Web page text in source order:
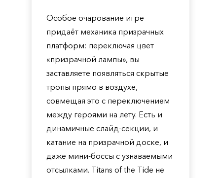
Особое очарование игре
придаёт механика призрачных
платформ: переключая цвет
«призрачной лампы», вы
заставляете появляться скрытые
тропы прямо в воздухе,
совмещая это с переключением
между героями на лету. Есть и
динамичные слайд-секции, и
катание на призрачной доске, и
даже мини-боссы с узнаваемыми
отсылками. Titans of the Tide не